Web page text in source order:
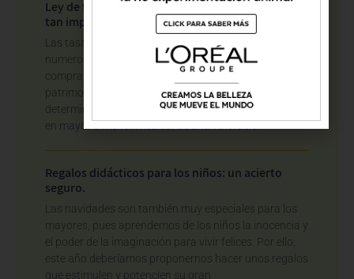
Ley de tasación en España: qué es y por qué es
tan importante
Las tasaciones desempeñan un papel fundamental en
numerosas situaciones jurídicas y económicas. La
compra de una vivienda, una herencia, un reparto
patrimonial, la constitución de una hipoteca o
determinados procedimientos tributarios dependen,
en mayor o menor medida, de una valoración
Regalos didácticos para los niños: un acierto
seguro.
Las navidades son también muy especiales para los
mayores, pues aprendemos de los niños la inocencia y
el poder de la imaginación para vivir felices. Por ello,
este año deberíamos proponernos hacer unos regalos
que estimulen y potencien su gran